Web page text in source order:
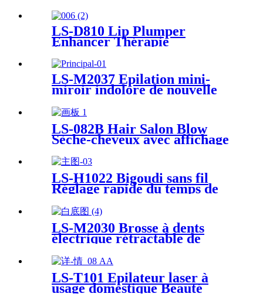
LS-D810 Lip Plumper
Enhancer Thérapie
Électrique Lip Enhancer
Mode Lèvres Repulpant Soins
Dispositif
LS-M2037 Épilation mini-
miroir indolore de nouvelle
LS-082B Hair Salon Blow
Sèche-cheveux avec affichage
numérique Sèche-cheveux à
ions négatifs
LS-H1022 Bigoudi sans fil
Réglage rapide du temps de
Portable USB Rechargeable
Rotatif Céramique Barrel
Hair Culer
LS-M2030 Brosse à dents
électrique rétractable de
Stérilisation UV IPX7 Brosse
à dents électrique étanche
LS-T101 Épilateur laser à
usage domestique Beauté